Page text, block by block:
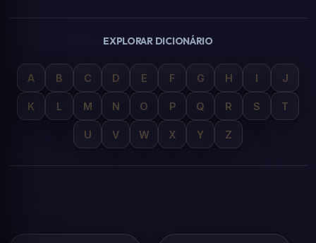
EXPLORAR DICIONÁRIO
A B C D E F G H I J
K L M N O P Q R S T
U V W X Y Z